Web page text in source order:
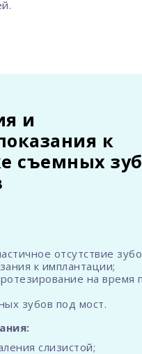
и
к
съемных
отсутствие
к имплантации;
на время
зубов под мост.
слизистой;